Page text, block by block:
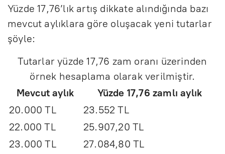
Yüzde 17,76’lık artış dikkate alındığında bazı
mevcut aylıklara göre oluşacak yeni tutarlar
şöyle:
Tutarlar yüzde 17,76 zam oranı üzerinden
örnek hesaplama olarak verilmiştir.
Mevcut aylık
Yüzde 17,76 zamlı aylık
20.000 TL
23.552 TL
22.000 TL
25.907,20 TL
23.000 TL
27.084,80 TL